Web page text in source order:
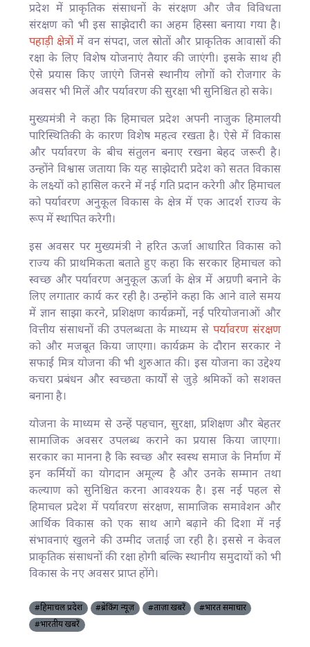
प्रदेश में प्राकृतिक संसाधनों के संरक्षण और जैव विविधता
संरक्षण को भी इस साझेदारी का अहम हिस्सा बनाया गया है।
पहाड़ी क्षेत्रों में वन संपदा, जल स्रोतों और प्राकृतिक आवासों की
रक्षा के लिए विशेष योजनाएं तैयार की जाएंगी। इसके साथ ही
ऐसे प्रयास किए जाएंगे जिनसे स्थानीय लोगों को रोजगार के
अवसर भी मिलें और पर्यावरण की सुरक्षा भी सुनिश्चित हो सके।
मुख्यमंत्री ने कहा कि हिमाचल प्रदेश अपनी नाजुक हिमालयी
पारिस्थितिकी के कारण विशेष महत्व रखता है। ऐसे में विकास
और पर्यावरण के बीच संतुलन बनाए रखना बेहद जरूरी है।
उन्होंने विश्वास जताया कि यह साझेदारी प्रदेश को सतत विकास
के लक्ष्यों को हासिल करने में नई गति प्रदान करेगी और हिमाचल
को पर्यावरण अनुकूल विकास के क्षेत्र में एक आदर्श राज्य के
रूप में स्थापित करेगी।
इस अवसर पर मुख्यमंत्री ने हरित ऊर्जा आधारित विकास को
राज्य की प्राथमिकता बताते हुए कहा कि सरकार हिमाचल को
स्वच्छ और पर्यावरण अनुकूल ऊर्जा के क्षेत्र में अग्रणी बनाने के
लिए लगातार कार्य कर रही है। उन्होंने कहा कि आने वाले समय
में ज्ञान साझा करने, प्रशिक्षण कार्यक्रमों, नई परियोजनाओं और
वित्तीय संसाधनों की उपलब्धता के माध्यम सेपर्यावरण संरक्षण
को और मजबूत किया जाएगा। कार्यक्रम के दौरान सरकार ने
सफाई मित्र योजना की भी शुरुआत की। इस योजना का उद्देश्य
कचरा प्रबंधन और स्वच्छता कार्यों से जुड़े श्रमिकों को सशक्त
बनाना है।
योजना के माध्यम से उन्हें पहचान, सुरक्षा, प्रशिक्षण और बेहतर
सामाजिक अवसर उपलब्ध कराने का प्रयास किया जाएगा।
सरकार का मानना है कि स्वच्छ और स्वस्थ समाज के निर्माण में
इन कर्मियों का योगदान अमूल्य है और उनके सम्मान तथा
कल्याण को सुनिश्चित करना आवश्यक है। इस नई पहल से
हिमाचल प्रदेश में पर्यावरण संरक्षण, सामाजिक समावेशन और
आर्थिक विकास को एक साथ आगे बढ़ाने की दिशा में नई
संभावनाएं खुलने की उम्मीद जताई जा रही है। इससे न केवल
प्राकृतिक संसाधनों की रक्षा होगी बल्कि स्थानीय समुदायों को भी
विकास के नए अवसर प्राप्त होंगे।
#हिमाचल प्रदेश #ब्रेकिंग न्यूज़ #ताज़ा खबरें
#भारत समाचार
#भारतीय खबरें